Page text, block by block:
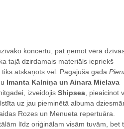
koncertu, pat ņemot vērā
tajā dzirdamais materiāls iepriekš
atskaņots vēl. Pagājušā gada
Imanta Kalniņa un Ainara Mielava
izveidojis Shipsea , pieaicinot
uz jau pieminētā albuma
Rozes un Menueta repertuāra.
līdz oriģinālam visām tuvām, bet